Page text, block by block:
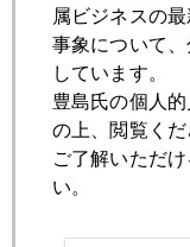
2016年06月22日
英投票日、中露首
2016年06月21日
ソロス氏警鐘、２
属ビジネスの
事象について
しています。
豊島氏の個人
の上、閲覧くだ
ご了解いただ
い。